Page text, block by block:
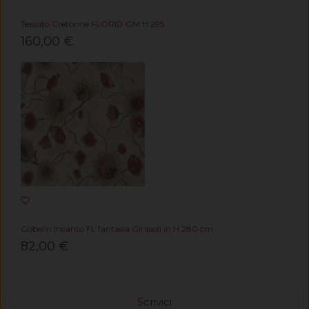
Tessuto Cretonne FLORID GM H 295
160,00 €
Gobelin Incanto FL fantasia Girasoli in H 280 cm
82,00 €
Scrivici